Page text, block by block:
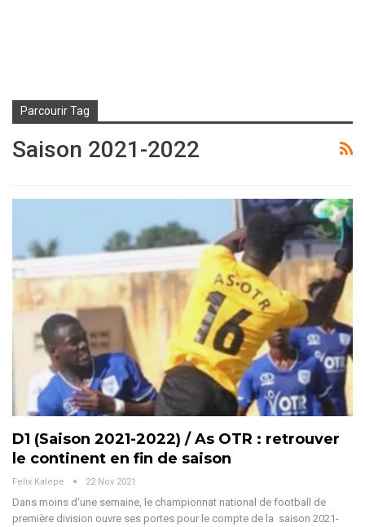
Parcourir Tag
Saison 2021-2022
D1 (Saison 2021-2022) / As OTR : retrouver
le continent en fin de saison
Felix Kalepe 22 Nov 2021
Dans moins d'une semaine, le championnat national de football de
première division ouvre ses portes pour le compte de la saison 2021-